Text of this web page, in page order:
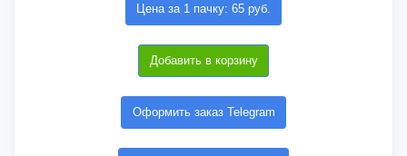
Цена за 1 пачку: 65 руб.
Добавить в корзину
Оформить заказ Telegram